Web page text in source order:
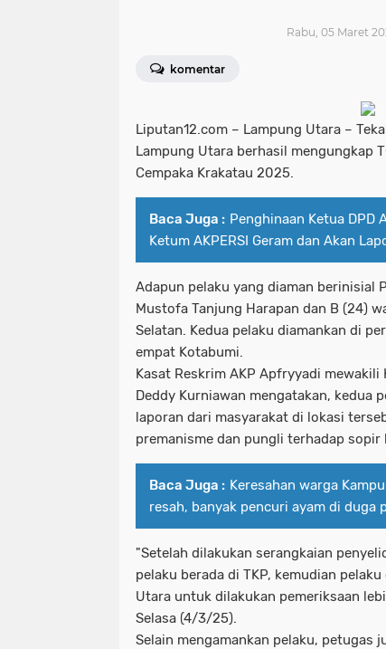
Rabu, 05 Maret
komentar
Liputan12.com – Lampung Utara –
Lampung Utara berhasil mengungkap
Cempaka Krakatau 2025.
Baca Juga : Penghinaan Ketua DPD
Ketum AKPERSI Geram dan Akan
Adapun pelaku yang diaman berinisial
Mustofa Tanjung Harapan dan B (24)
Selatan. Kedua pelaku diamankan di
empat Kotabumi.
Kasat Reskrim AKP Apfryyadi mewakili
Deddy Kurniawan mengatakan, kedua
laporan dari masyarakat di lokasi
premanisme dan pungli terhadap sopir
Baca Juga : Keresahan warga
resah, banyak pencuri ayam di duga
"Setelah dilakukan serangkaian
pelaku berada di TKP, kemudian
Utara untuk dilakukan pemeriksaan
Selasa (4/3/25).
Selain mengamankan pelaku, petugas